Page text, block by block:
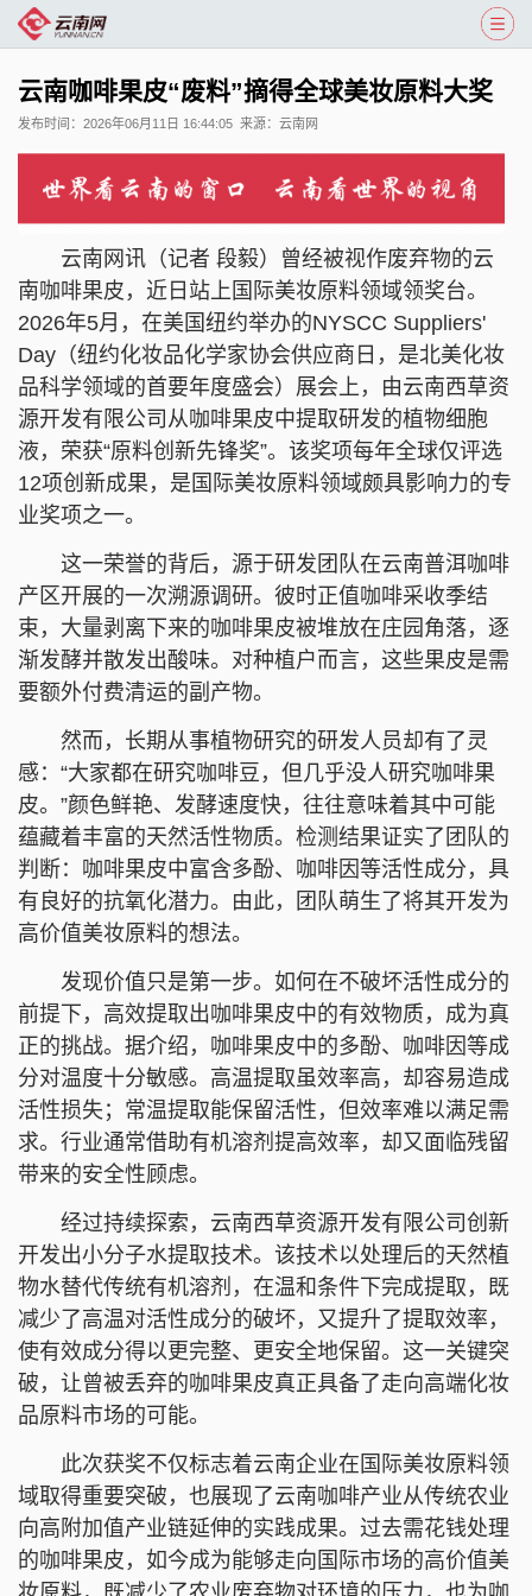
云南咖啡果皮“废料”摘得全球美妆原料大奖
发布时间： 2026年06月11日 16:44:05 来源： 云南网
云南网讯（记者 段毅）曾经被视作废弃物的云
南咖啡果皮，近日站上国际美妆原料领域领奖台。
2026年5月，在美国纽约举办的NYSCC Suppliers'
Day（纽约化妆品化学家协会供应商日，是北美化妆
品科学领域的首要年度盛会）展会上，由云南西草资
源开发有限公司从咖啡果皮中提取研发的植物细胞
液，荣获“原料创新先锋奖”。该奖项每年全球仅评选
12项创新成果，是国际美妆原料领域颇具影响力的专
业奖项之一。
这一荣誉的背后，源于研发团队在云南普洱咖啡
产区开展的一次溯源调研。彼时正值咖啡采收季结
束，大量剥离下来的咖啡果皮被堆放在庄园角落，逐
渐发酵并散发出酸味。对种植户而言，这些果皮是需
要额外付费清运的副产物。
然而，长期从事植物研究的研发人员却有了灵
感：“大家都在研究咖啡豆，但几乎没人研究咖啡果
皮。”颜色鲜艳、发酵速度快，往往意味着其中可能
蕴藏着丰富的天然活性物质。检测结果证实了团队的
判断：咖啡果皮中富含多酚、咖啡因等活性成分，具
有良好的抗氧化潜力。由此，团队萌生了将其开发为
高价值美妆原料的想法。
发现价值只是第一步。如何在不破坏活性成分的
前提下，高效提取出咖啡果皮中的有效物质，成为真
正的挑战。据介绍，咖啡果皮中的多酚、咖啡因等成
分对温度十分敏感。高温提取虽效率高，却容易造成
活性损失；常温提取能保留活性，但效率难以满足需
求。行业通常借助有机溶剂提高效率，却又面临残留
带来的安全性顾虑。
经过持续探索，云南西草资源开发有限公司创新
开发出小分子水提取技术。该技术以处理后的天然植
物水替代传统有机溶剂，在温和条件下完成提取，既
减少了高温对活性成分的破坏，又提升了提取效率，
使有效成分得以更完整、更安全地保留。这一关键突
破，让曾被丢弃的咖啡果皮真正具备了走向高端化妆
品原料市场的可能。
此次获奖不仅标志着云南企业在国际美妆原料领
域取得重要突破，也展现了云南咖啡产业从传统农业
向高附加值产业链延伸的实践成果。过去需花钱处理
的咖啡果皮，如今成为能够走向国际市场的高价值美